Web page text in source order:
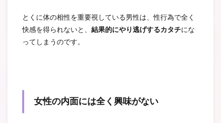
とくに体の相性を重要視している男性は、性行為で全く
快感を得られないと、 結果的にやり逃げするカタチにな
ってしまうのです。
女性の内面には全く興味がない